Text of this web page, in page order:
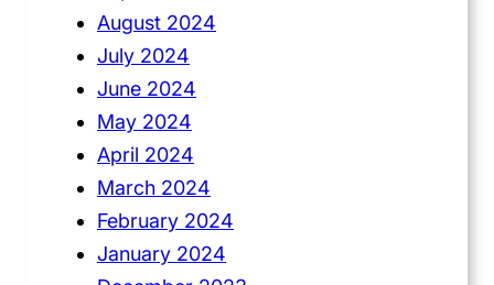
August 2024
July 2024
June 2024
May 2024
April 2024
March 2024
February 2024
January 2024